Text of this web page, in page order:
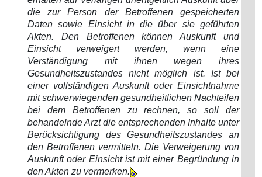
die zur Person der Betroffenen gespeicherten
Daten sowie Einsicht in die über sie geführten
Akten. Den Betroffenen können Auskunft und
Einsicht verweigert werden, wenn eine
Verständigung mit ihnen wegen ihres
Gesundheitszustandes nicht möglich ist. Ist bei
einer vollständigen Auskunft oder Einsichtnahme
mit schwerwiegenden gesundheitlichen Nachteilen
bei dem Betroffenen zu rechnen, so soll der
behandelnde Arzt die entsprechenden Inhalte unter
Berücksichtigung des Gesundheitszustandes an
den Betroffenen vermitteln. Die Verweigerung von
Auskunft oder Einsicht ist mit einer Begründung in
den Akten zu vermerken.